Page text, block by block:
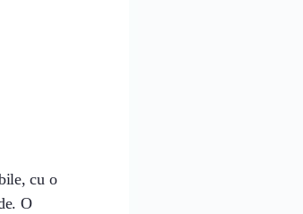
cu o
O